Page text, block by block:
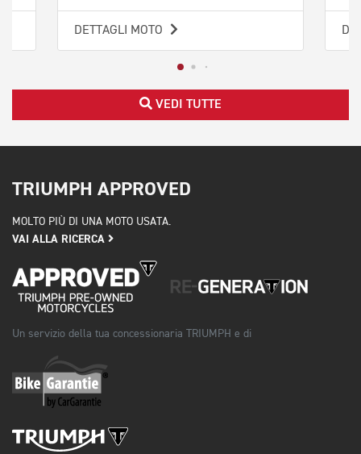
DETTAGLI MOTO
VEDI TUTTE
TRIUMPH APPROVED
MOLTO PIÙ DI UNA MOTO USATA.
VAI ALLA RICERCA
Un servizio della tua concessionaria TRIUMPH e di